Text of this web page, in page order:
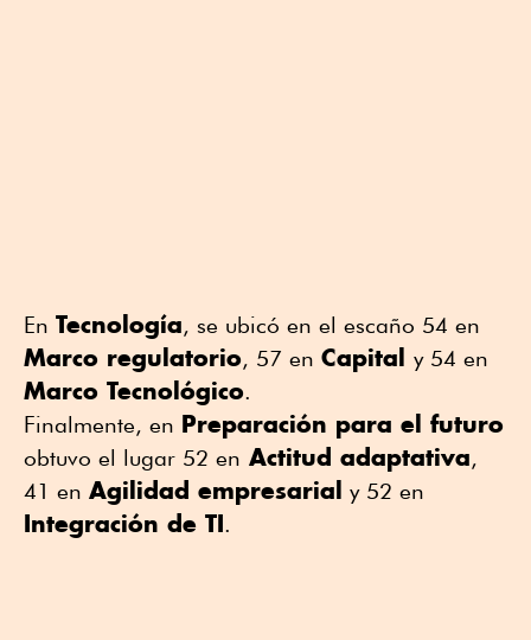
En Tecnología, se ubicó en el escaño 54 en
Marco regulatorio, 57 en Capital y 54 en
Marco Tecnológico.
Finalmente, en Preparación para el futuro
obtuvo el lugar 52 en Actitud adaptativa,
41 en Agilidad empresarial y 52 en
Integración de TI.